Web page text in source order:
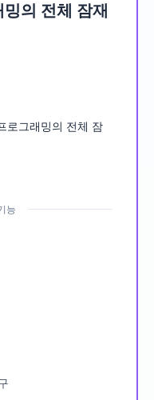
의 전체 잠재
로그래밍의 전체 잠
능